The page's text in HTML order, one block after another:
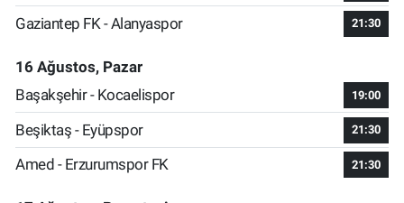
Gaziantep FK - Alanyaspor 21:30
16 Ağustos, Pazar
Başakşehir - Kocaelispor
19:00
Beşiktaş - Eyüpspor 21:30
Amed - Erzurumspor FK 21:30